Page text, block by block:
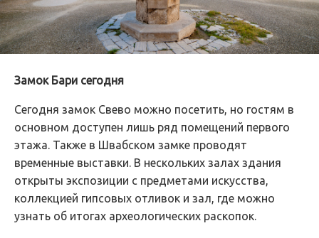
Замок Бари сегодня
Сегодня замок Свево можно посетить, но гостям в
основном доступен лишь ряд помещений первого
этажа. Также в Швабском замке проводят
временные выставки. В нескольких залах здания
открыты экспозиции с предметами искусства,
коллекцией гипсовых отливок и зал, где можно
узнать об итогах археологических раскопок.